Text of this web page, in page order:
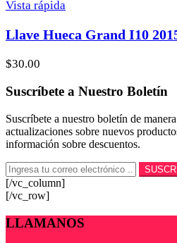
Vista rápida
Llave Hueca Grand I10
$30.00
Suscríbete a Nuestro Boletín
Suscríbete a nuestro boletín de
actualizaciones sobre nuevos
información sobre descuentos.
[/vc_column]
[/vc_row]
LLAMANOS